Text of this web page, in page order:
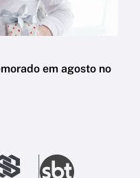
em agosto no